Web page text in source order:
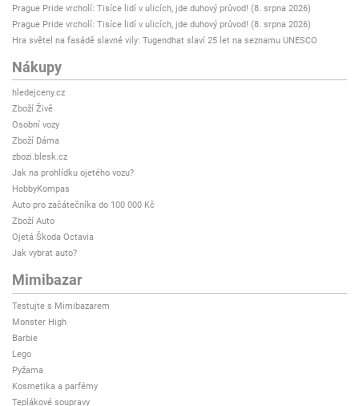
Prague Pride vrcholí: Tisíce lidí v ulicích, jde duhový průvod! (8. srpna 2026)
Prague Pride vrcholí: Tisíce lidí v ulicích, jde duhový průvod! (8. srpna 2026)
Hra světel na fasádě slavné vily: Tugendhat slaví 25 let na seznamu UNESCO
Nákupy
hledejceny.cz
Zboží Živě
Osobní vozy
Zboží Dáma
zbozi.blesk.cz
Jak na prohlídku ojetého vozu?
HobbyKompas
Auto pro začátečníka do 100 000 Kč
Zboží Auto
Ojetá Škoda Octavia
Jak vybrat auto?
Mimibazar
Testujte s Mimibazarem
Monster High
Barbie
Lego
Pyžama
Kosmetika a parfémy
Teplákové soupravy